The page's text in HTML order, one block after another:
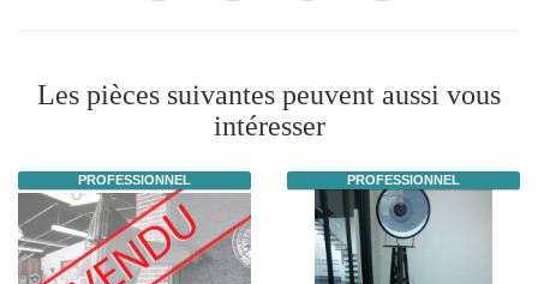
Les pièces suivantes peuvent aussi vous
intéresser
PROFESSIONNEL PROFESSIONNEL